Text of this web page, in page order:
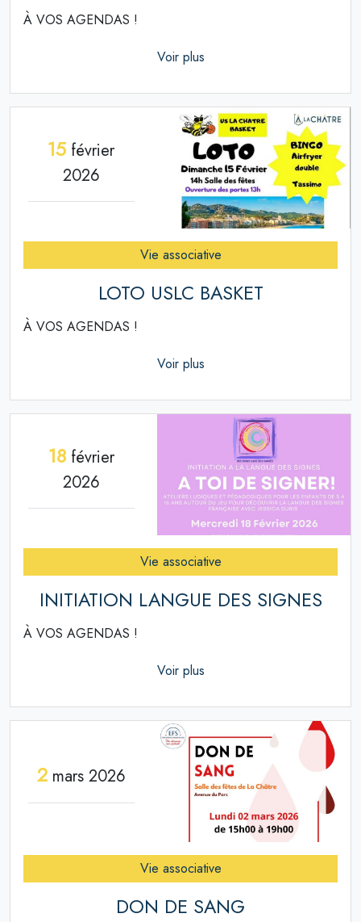
À VOS AGENDAS !
Voir plus
15 février
2026
Vie associative
LOTO USLC BASKET
À VOS AGENDAS !
Voir plus
18février
2026
Vie associative
INITIATION LANGUE DES SIGNES
À VOS AGENDAS !
Voir plus
2mars 2026
Vie associative
DON DE SANG